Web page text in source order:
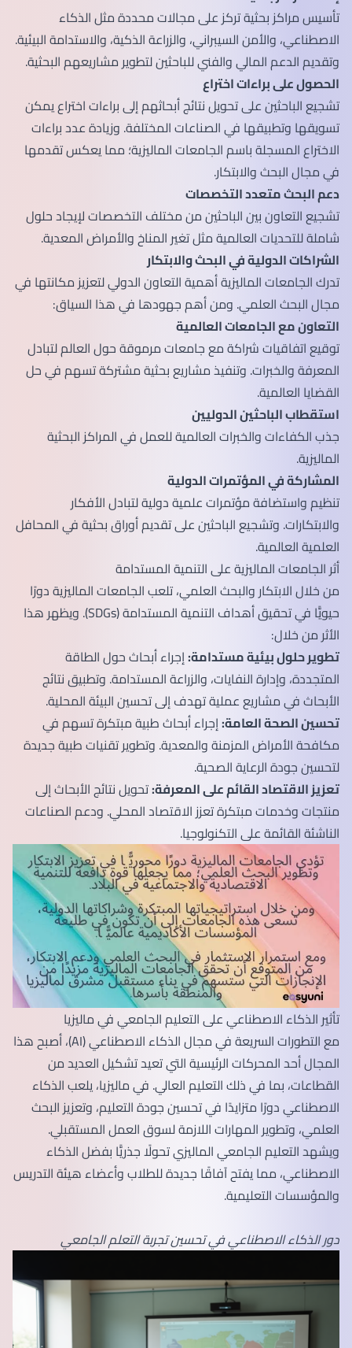
تأسيس مراكز بحثية تركز على مجالات محددة مثل الذكاء
الاصطناعي، والأمن السيبراني، والزراعة الذكية، والاستدامة البيئية.
وتقديم الدعم المالي والفني للباحثين لتطوير مشاريعهم البحثية.
الحصول على براءات اختراع
تشجيع الباحثين على تحويل نتائج أبحاثهم إلى براءات اختراع يمكن
تسويقها وتطبيقها في الصناعات المختلفة. وزيادة عدد براءات
الاختراع المسجلة باسم الجامعات الماليزية؛ مما يعكس تقدمها
في مجال البحث والابتكار.
دعم البحث متعدد التخصصات
تشجيع التعاون بين الباحثين من مختلف التخصصات لإيجاد حلول
شاملة للتحديات العالمية مثل تغير المناخ والأمراض المعدية.
الشراكات الدولية في البحث والابتكار
تدرك الجامعات الماليزية أهمية التعاون الدولي لتعزيز مكانتها في
مجال البحث العلمي. ومن أهم جهودها في هذا السياق:
التعاون مع الجامعات العالمية
توقيع اتفاقيات شراكة مع جامعات مرموقة حول العالم لتبادل
المعرفة والخبرات. وتنفيذ مشاريع بحثية مشتركة تسهم في حل
القضايا العالمية.
استقطاب الباحثين الدوليين
جذب الكفاءات والخبرات العالمية للعمل في المراكز البحثية
الماليزية.
المشاركة في المؤتمرات الدولية
تنظيم واستضافة مؤتمرات علمية دولية لتبادل الأفكار
والابتكارات. وتشجيع الباحثين على تقديم أوراق بحثية في المحافل
العلمية العالمية.
أثر الجامعات الماليزية على التنمية المستدامة
من خلال الابتكار والبحث العلمي، تلعب الجامعات الماليزية دورًا
حيويًّا في تحقيق أهداف التنمية المستدامة (SDGs). ويظهر هذا
الأثر من خلال:
تطوير حلول بيئية مستدامة:إجراء أبحاث حول الطاقة
المتجددة، وإدارة النفايات، والزراعة المستدامة. وتطبيق نتائج
الأبحاث في مشاريع عملية تهدف إلى تحسين البيئة المحلية.
تحسين الصحة العامة:إجراء أبحاث طبية مبتكرة تسهم في
مكافحة الأمراض المزمنة والمعدية. وتطوير تقنيات طبية جديدة
لتحسين جودة الرعاية الصحية.
تعزيز الاقتصاد القائم على المعرفة:تحويل نتائج الأبحاث إلى
منتجات وخدمات مبتكرة تعزز الاقتصاد المحلي. ودعم الصناعات
الناشئة القائمة على التكنولوجيا.
تأثير الذكاء الاصطناعي على التعليم الجامعي في ماليزيا
مع التطورات السريعة في مجال الذكاء الاصطناعي (AI)، أصبح هذا
المجال أحد المحركات الرئيسية التي تعيد تشكيل العديد من
القطاعات، بما في ذلك التعليم العالي. في ماليزيا، يلعب الذكاء
الاصطناعي دورًا متزايدًا في تحسين جودة التعليم، وتعزيز البحث
العلمي، وتطوير المهارات اللازمة لسوق العمل المستقبلي.
ويشهد التعليم الجامعي الماليزي تحولًا جذريًّا بفضل الذكاء
الاصطناعي، مما يفتح آفاقًا جديدة للطلاب وأعضاء هيئة التدريس
والمؤسسات التعليمية.
دور الذكاء الاصطناعي في تحسين تجربة التعلم الجامعي